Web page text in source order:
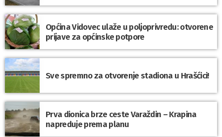
Općina Vidovec ulaže u poljoprivredu: otvorene
prijave za općinske potpore
Sve spremno za otvorenje stadiona u Hrašćici!
Prva dionica brze ceste Varaždin – Krapina
napreduje prema planu